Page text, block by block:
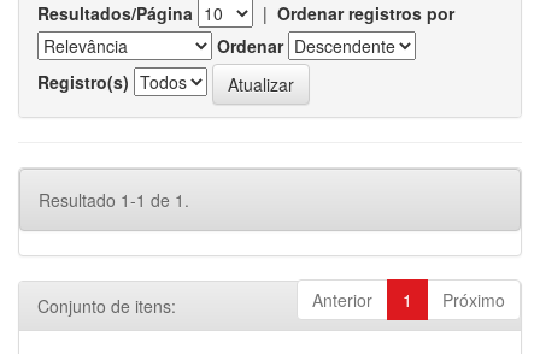
Resultados/Página | Ordenar registros por
Ordenar
Registro(s)
Resultado 1-1 de 1.
Anterior 1 Próximo
Conjunto de itens: